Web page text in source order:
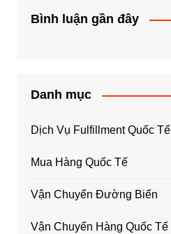
Bình luận gần đây
Danh mục
Dịch Vụ Fulfillment Quốc Tế
Mua Hàng Quốc Tế
Vận Chuyển Đường Biển
Vận Chuyển Hàng Quốc Tế